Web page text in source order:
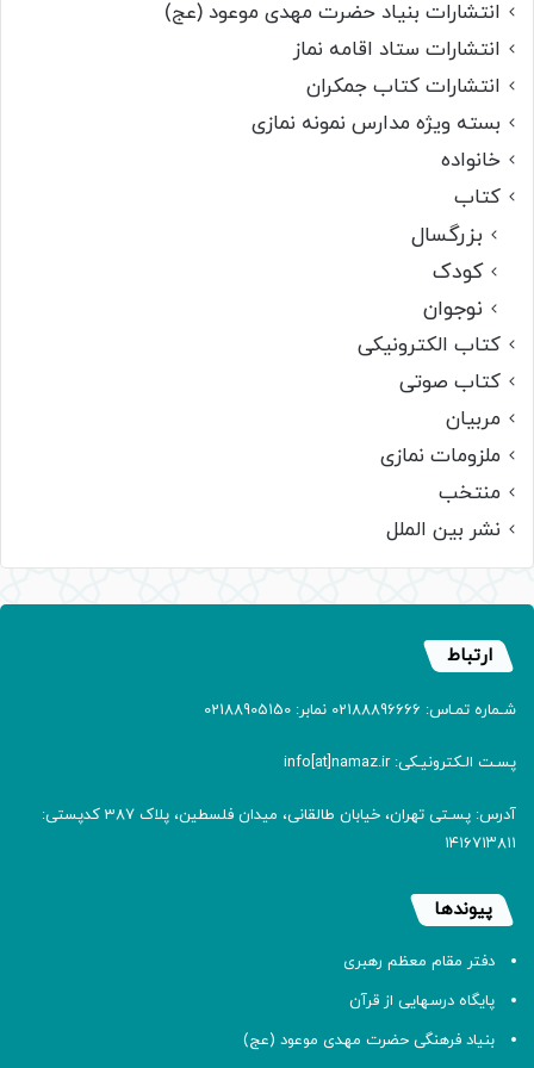
انتشارات بنیاد حضرت مهدی موعود (عج)
انتشارات ستاد اقامه نماز
انتشارات کتاب جمکران
بسته ویژه مدارس نمونه نمازی
خانواده
کتاب
بزرگسال
کودک
نوجوان
کتاب الکترونیکی
کتاب صوتی
مربیان
ملزومات نمازی
منتخب
نشر بین الملل
ارتباط
شـماره تمـاس: 02188896666 نمابر: 02188905150
پسـت الـکترونیـکی: info[at]namaz.ir
آدرس: پسـتی تهران، خیابان طالقانی، میدان فلسطین، پلاک 387 کدپستی:
۱۴۱۶۷۱۳۸۱۱
پیوندها
دفتر مقام معظم رهبری
پایگاه درسهایی از قرآن
بنیاد فرهنگی حضرت مهدی موعود (عج)